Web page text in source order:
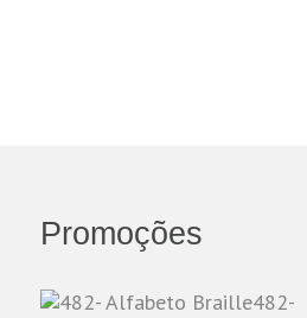
Promoções
482-